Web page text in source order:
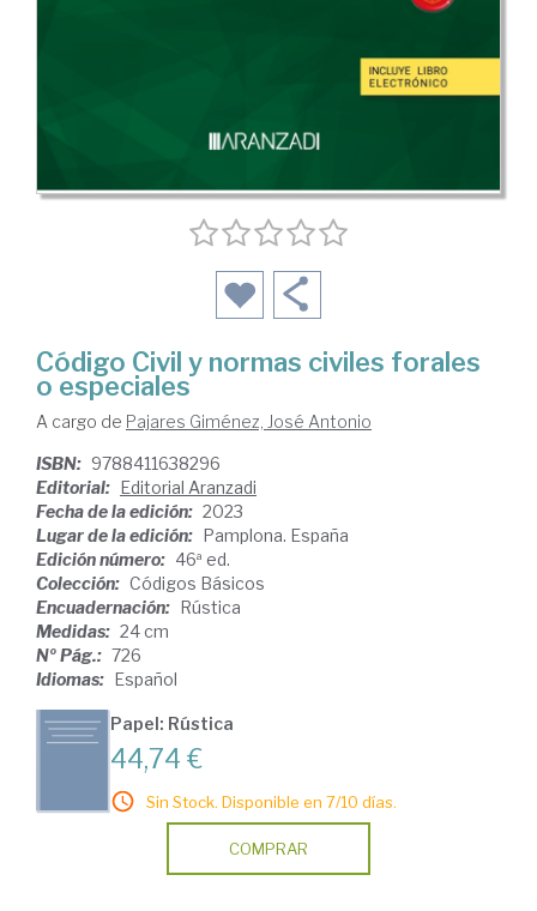
Código Civil y normas civiles forales
o especiales
A cargo de Pajares Giménez, José Antonio
ISBN: 9788411638296
Editorial: Editorial Aranzadi
Fecha de la edición: 2023
Lugar de la edición: Pamplona. España
Edición número: 46ª ed.
Colección: Códigos Básicos
Encuadernación: Rústica
Medidas: 24 cm
Nº Pág.: 726
Idiomas: Español
Papel: Rústica
44,74 €
Sin Stock. Disponible en 7/10 días.
COMPRAR